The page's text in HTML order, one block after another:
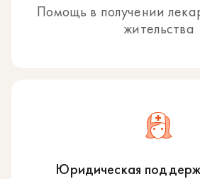
Помощь в получении
жительства
Юридическая